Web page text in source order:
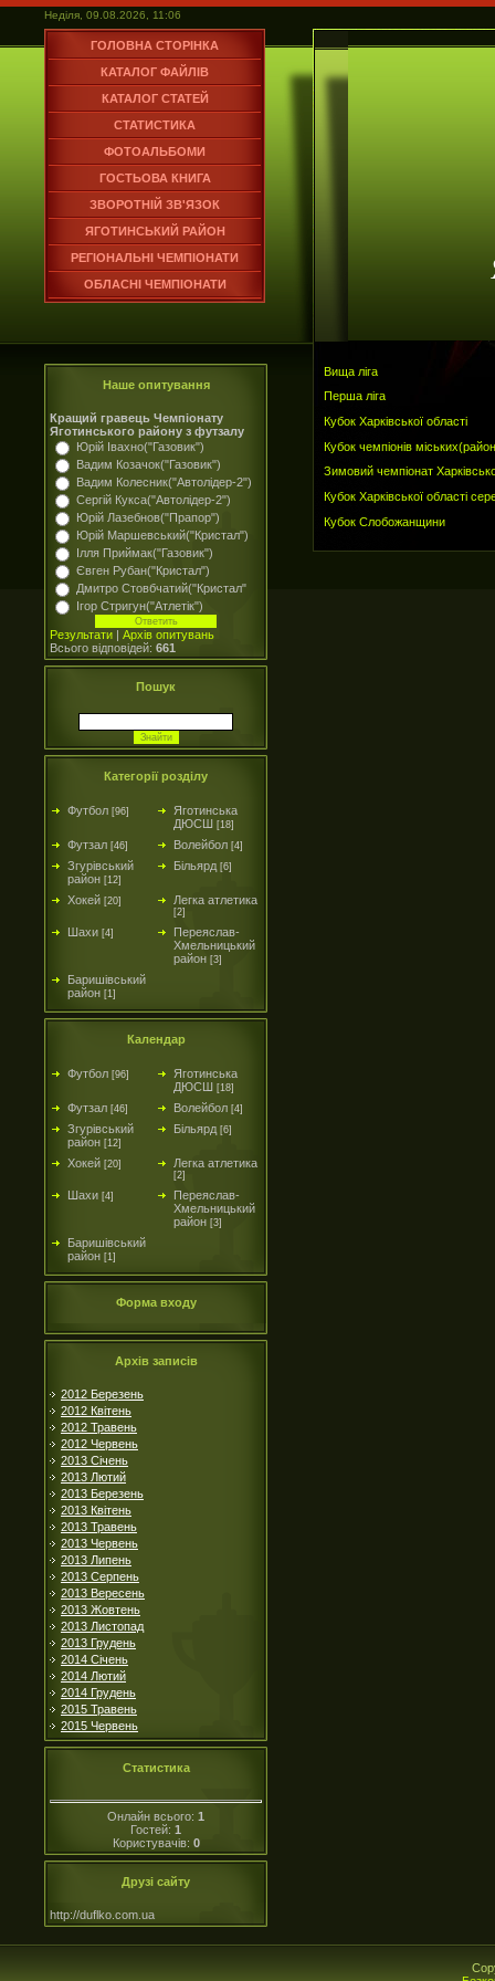
Неділя, 09.08.2026, 11:06
ГОЛОВНА СТОРІНКА
КАТАЛОГ ФАЙЛІВ
КАТАЛОГ СТАТЕЙ
СТАТИСТИКА
ФОТОАЛЬБОМИ
ГОСТЬОВА КНИГА
ЗВОРОТНІЙ ЗВ'ЯЗОК
ЯГОТИНСЬКИЙ РАЙОН
РЕГІОНАЛЬНІ ЧЕМПІОНАТИ
ОБЛАСНІ ЧЕМПІОНАТИ
Наше опитування
Кращий гравець Чемпіонату
Яготинського району з футзалу
Юрій Івахно("Газовик")
Вадим Козачок("Газовик")
Вадим Колесник("Автолідер-2")
Сергій Кукса("Автолідер-2")
Юрій Лазебнов("Прапор")
Юрій Маршевський("Кристал")
Ілля Приймак("Газовик")
Євген Рубан("Кристал")
Дмитро Стовбчатий("Кристал"
Ігор Стригун("Атлетік")
Результати | Архів опитувань
Всього відповідей: 661
Пошук
Категорії розділу
Футбол [96]
Яготинська
ДЮСШ [18]
Футзал [46] Волейбол [4]
Згурівський
район [12]
Більярд [6]
Хокей [20] Легка атлетика
[2]
Шахи [4]
Переяслав-
Хмельницький
район [3]
Баришівський
район [1]
Календар
Футбол [96]
Яготинська
ДЮСШ [18]
Футзал [46] Волейбол [4]
Згурівський
район [12]
Більярд [6]
Хокей [20] Легка атлетика
[2]
Шахи [4]
Переяслав-
Хмельницький
район [3]
Баришівський
район [1]
Форма входу
Архів записів
2012 Березень
2012 Квітень
2012 Травень
2012 Червень
2013 Січень
2013 Лютий
2013 Березень
2013 Квітень
2013 Травень
2013 Червень
2013 Липень
2013 Серпень
2013 Вересень
2013 Жовтень
2013 Листопад
2013 Грудень
2014 Січень
2014 Лютий
2014 Грудень
2015 Травень
2015 Червень
Статистика
Онлайн всього: 1
Гостей: 1
Користувачів: 0
Друзі сайту
http://duflko.com.ua
Вища ліга
Перша ліга
Кубок Харківської області
Кубок чемпіонів
Зимовий чемпіонат
Кубок Харківської області
Кубок Слобожанщини